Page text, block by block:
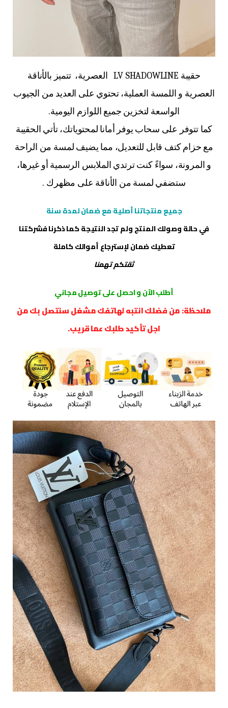
حقيبة LV SHADOWLINE العصرية، تتميز بالأناقة
العصرية و اللمسة العملية، تحتوي على العديد من الجيوب
الواسعة لتخزين جميع اللوازم اليومية.
كما تتوفر على سحاب يوفر أمانا لمحتوياتك، تأتي الحقيبة
مع حزام كتف قابل للتعديل، مما يضيف لمسة من الراحة
و المرونة، سواءً كنت ترتدي الملابس الرسمية أو غيرها،
ستضفي لمسة من الأناقة على مظهرك .
جميع منتجاتنا أصلية مع ضمان لمدة سنة
في حالة وصولك المنتج ولم تجد النتيجة كما ذكرنا فشركتنا
تعطيك ضمان لإسترجاع أموالك كاملة
ثقتكم تهمنا
أطلب الآن و احصل على توصيل مجاني
ملاحظة: من فضلك انتبه لهاتفك مشغل سنتصل بك من
اجل تأكيد طلبك عما قريب.